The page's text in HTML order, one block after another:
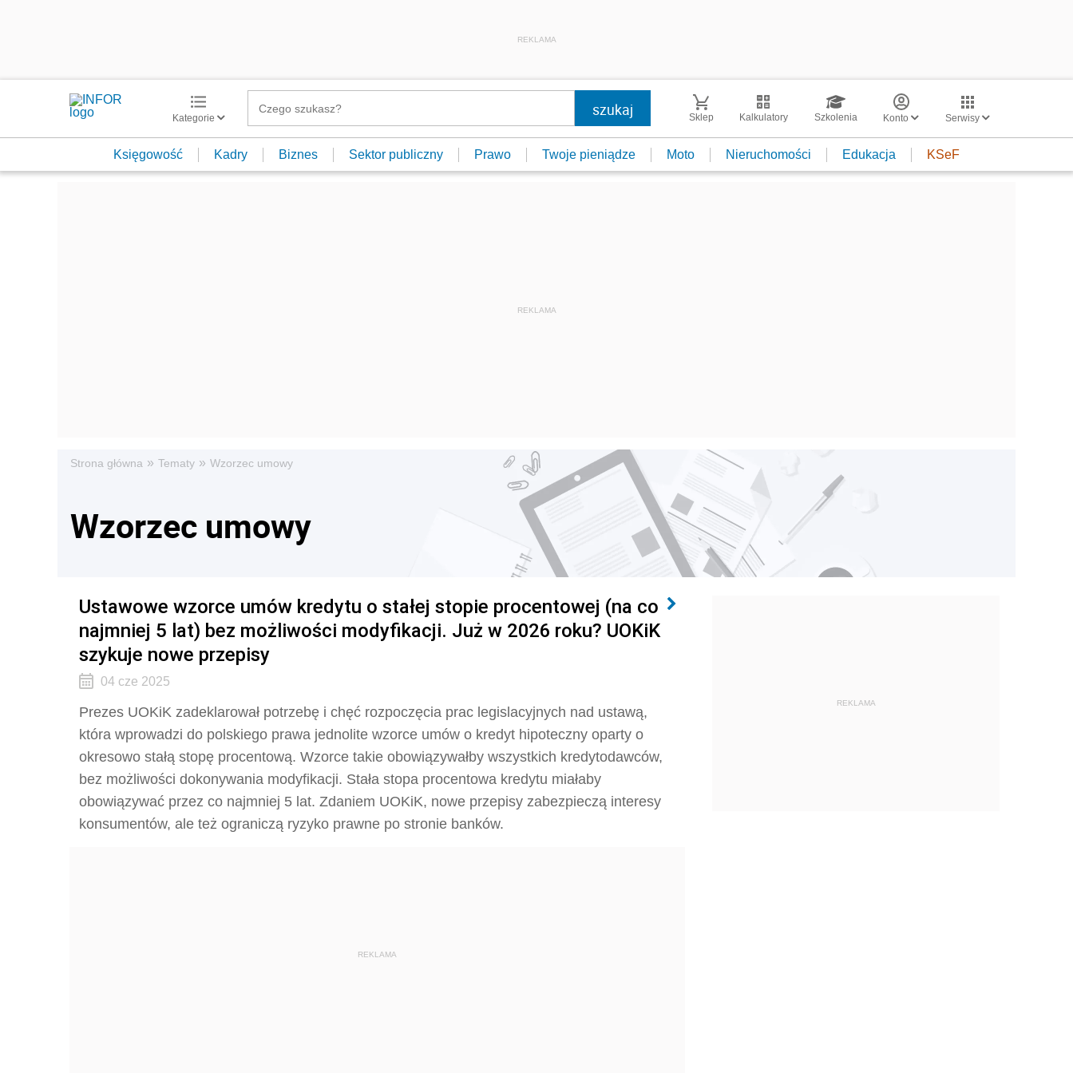
REKLAMA
Kategorie Sklep Kalkulatory Szkolenia Konto Serwisy
Księgowość Kadry Biznes Sektor publiczny Prawo Twoje pieniądze Moto Nieruchomości Edukacja KSeF
Strona główna » Tematy » Wzorzec umowy
Wzorzec umowy
Ustawowe wzorce umów kredytu o stałej stopie procentowej (na co
najmniej 5 lat) bez możliwości modyfikacji. Już w 2026 roku? UOKiK
szykuje nowe przepisy
04 cze 2025
Prezes UOKiK zadeklarował potrzebę i chęć rozpoczęcia prac legislacyjnych nad ustawą,
która wprowadzi do polskiego prawa jednolite wzorce umów o kredyt hipoteczny oparty o
okresowo stałą stopę procentową. Wzorce takie obowiązywałby wszystkich kredytodawców,
bez możliwości dokonywania modyfikacji. Stała stopa procentowa kredytu miałaby
obowiązywać przez co najmniej 5 lat. Zdaniem UOKiK, nowe przepisy zabezpieczą interesy
konsumentów, ale też ograniczą ryzyko prawne po stronie banków.
REKLAMA
REKLAMA